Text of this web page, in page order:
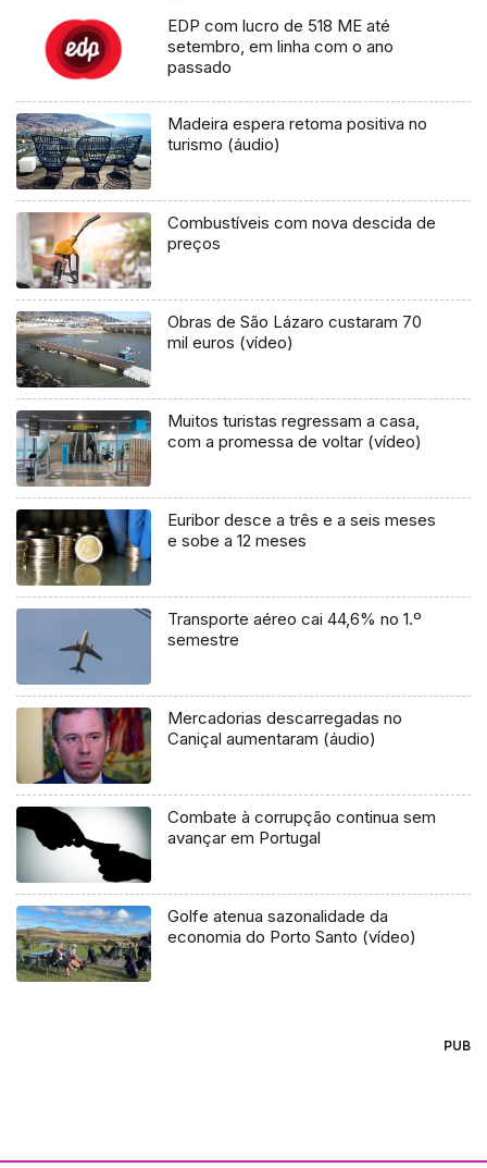
EDP com lucro de 518 ME até
setembro, em linha com o ano
passado
Madeira espera retoma positiva no
turismo (áudio)
Combustíveis com nova descida de
preços
Obras de São Lázaro custaram 70
mil euros (vídeo)
Muitos turistas regressam a casa,
com a promessa de voltar (vídeo)
Euribor desce a três e a seis meses
e sobe a 12 meses
Transporte aéreo cai 44,6% no 1.º
semestre
Mercadorias descarregadas no
Caniçal aumentaram (áudio)
Combate à corrupção continua sem
avançar em Portugal
Golfe atenua sazonalidade da
economia do Porto Santo (vídeo)
PUB